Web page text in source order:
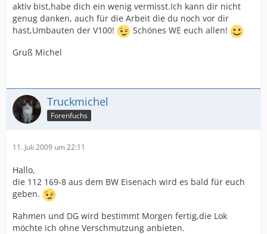
aktiv bist,habe dich ein wenig vermisst.Ich kann dir nicht
genug danken, auch für die Arbeit die du noch vor dir
hast,Umbauten der V100!
Schönes WE euch allen!
Gruß Michel
Truckmichel
Forenfuchs
11. Juli 2009 um 22:11
Hallo,
die 112 169-8 aus dem BW Eisenach wird es bald für euch
geben.
Rahmen und DG wird bestimmt Morgen fertig,die Lok
möchte ich ohne Verschmutzung anbieten.